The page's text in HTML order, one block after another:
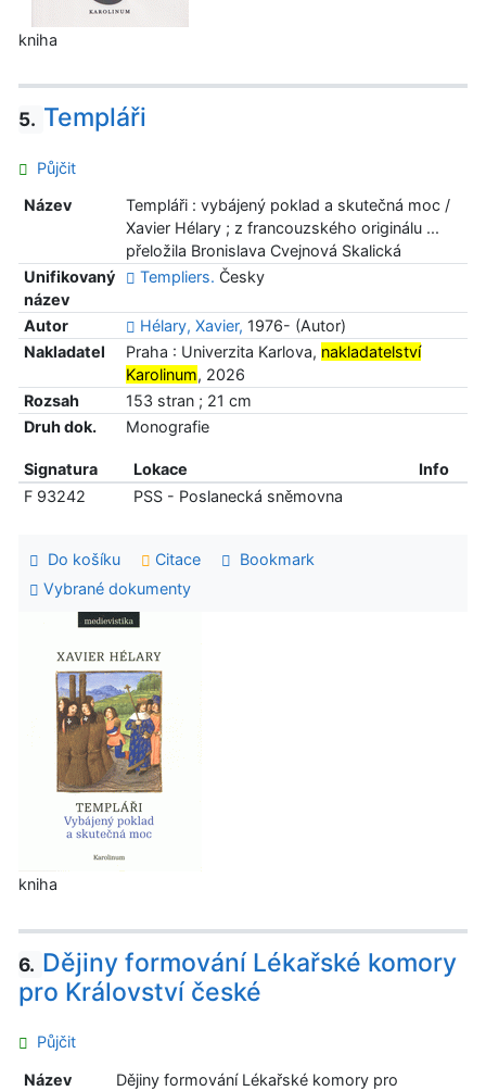
kniha
5. Templáři
Půjčit
Název
Templáři : vybájený poklad a skutečná moc /
Xavier Hélary ; z francouzského originálu ...
přeložila Bronislava Cvejnová Skalická
Unifikovaný
název
Templiers. Česky
Autor Hélary, Xavier, 1976- (Autor)
Nakladatel
Praha : Univerzita Karlova, nakladatelství
Karolinum, 2026
Rozsah
153 stran ; 21 cm
Druh dok.
Monografie
Signatura Lokace
Info
F 93242
PSS - Poslanecká sněmovna
Do košíku Citace
Bookmark
Vybrané dokumenty
kniha
6. Dějiny formování Lékařské komory
pro Království české
Půjčit
Název
Dějiny formování Lékařské komory pro